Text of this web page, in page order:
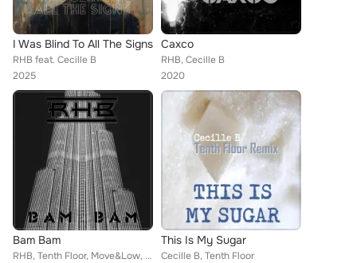
I Was Blind To All The Signs
RHB feat. Cecille B
2025
Caxco
RHB, Cecille B
2020
Bam Bam
RHB, Tenth Floor, Move&Low, Cecille B, Latechnique
This Is My Sugar
Cecille B, Tenth Floor